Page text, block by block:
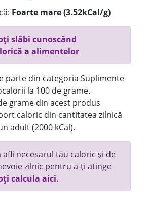
Foarte mare (3.52kCal/g)
slăbi cunoscând
a alimentelor
parte din categoria Suplimente
la 100 de grame.
grame din acest produs
caloric din cantitatea zilnică
adult (2000 kCal).
afli necesarul tău caloric și de
zilnic pentru a-ți atinge
calcula aici.